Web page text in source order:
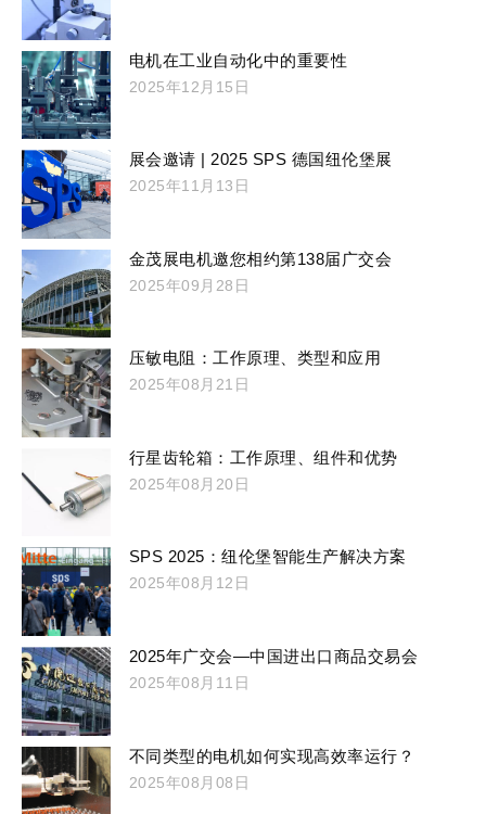
电机在工业自动化中的重要性
2025年12月15日
展会邀请 | 2025 SPS 德国纽伦堡展
2025年11月13日
金茂展电机邀您相约第138届广交会
2025年09月28日
压敏电阻：工作原理、类型和应用
2025年08月21日
行星齿轮箱：工作原理、组件和优势
2025年08月20日
SPS 2025：纽伦堡智能生产解决方案
2025年08月12日
2025年广交会—中国进出口商品交易会
2025年08月11日
不同类型的电机如何实现高效率运行？
2025年08月08日